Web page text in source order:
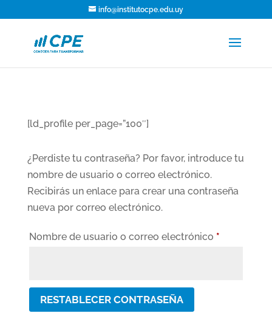
info@institutocpe.edu.uy
[ld_profile per_page=”100″]
¿Perdiste tu contraseña? Por favor, introduce tu
nombre de usuario o correo electrónico.
Recibirás un enlace para crear una contraseña
nueva por correo electrónico.
Nombre de usuario o correo electrónico *Obligatorio
RESTABLECER CONTRASEÑA